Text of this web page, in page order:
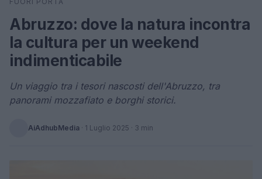
Cerca
Abruzzo: dove la natura incontra
la cultura per un weekend
indimenticabile
Un viaggio tra i tesori nascosti dell'Abruzzo, tra
panorami mozzafiato e borghi storici.
AiAdhubMedia · 1 Luglio 2025 · 3 min